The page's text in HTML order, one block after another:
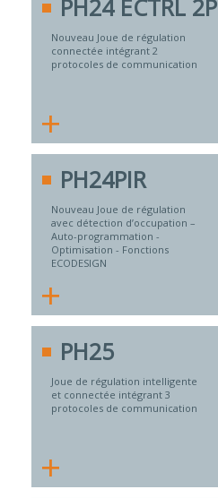
PH24 ECTRL 2P
Nouveau Joue de régulation
connectée intégrant 2
protocoles de communication
+
PH24PIR
Nouveau Joue de régulation
avec détection d’occupation –
Auto-programmation -
Optimisation - Fonctions
ECODESIGN
+
PH25
Joue de régulation intelligente
et connectée intégrant 3
protocoles de communication
+